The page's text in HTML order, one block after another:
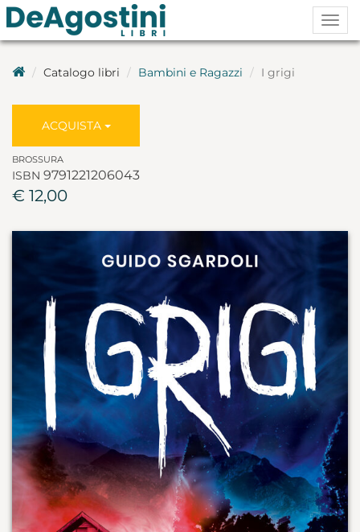
Catalogo libri Bambini e Ragazzi I grigi
ACQUISTA
BROSSURA
ISBN 9791221206043
€ 12,00